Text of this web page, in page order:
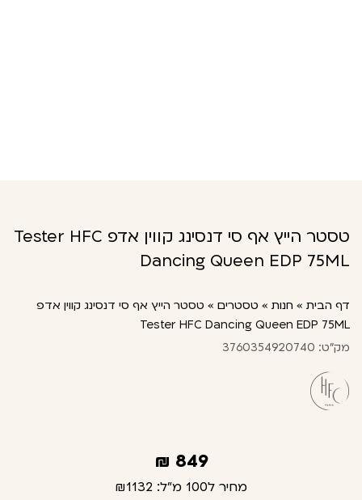
טסטר הייץ אף סי דנסינג קווין אדפ Tester HFC
Dancing Queen EDP 75ML
דף הבית » חנות » טסטרים » טסטר הייץ אף סי דנסינג קווין אדפ
Tester HFC Dancing Queen EDP 75ML
מק"ט: 3760354920740
849
₪
מחיר ל100 מ"ל: ₪1132